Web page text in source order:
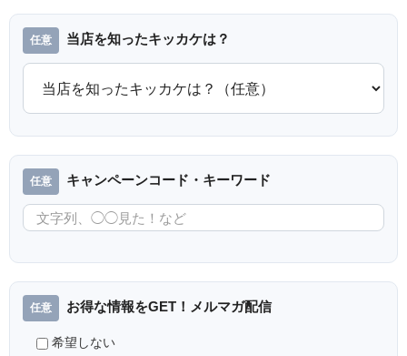
当店を知ったキッカケは？
キャンペーンコード・キーワード
お得な情報をGET！メルマガ配信
希望しない